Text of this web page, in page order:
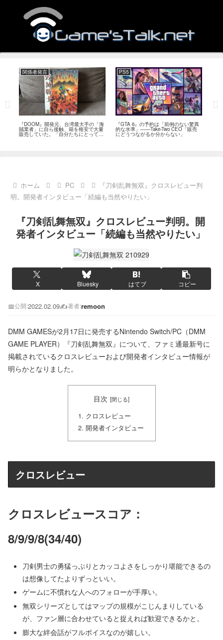
関係者発言
『DOOM』開発元、台湾最大手の「海
賊業者」に自ら接触、箱を格安で大量
販売していた。「自分たちにとっては
流通だった」
PS5
『GTA 6』の予約は「前例のない驚異
的な水準」――Take-Two CEO「販売
にどうつながるか分からない」
ホーム PC
『刀剣乱舞無双』クロスレビュー判
明。開発者インタビュー「続編も当然やりたい」
『刀剣乱舞無双』クロスレビュー判明。開
発者インタビュー「続編も当然やりたい」
X Bluesky はてブ コピー
📅公開:2022.02.09✍️著者:remoon
DMM GAMESが2月17日に発売するNintendo Switch/PC（DMM
GAME PLAYER）『刀剣乱舞無双』について、ファミ通最新号に
掲載されているクロスレビューおよび開発者インタビュー情報が
明らかとなりました。
目次
クロスレビュー
開発者インタビュー
クロスレビュー
クロスレビュースコア：
8/9/9/8(34/40)
刀剣男士の勇猛っぷりとカッコよさをしっかり堪能できるの
は想像してたよりずっといい。
ゲームに不慣れな人へのフォローが手厚い。
無双シリーズとしてはマップの規模がこじんまりしている
が、ファン層に合わせていると捉えれば歓迎できるかと。
膨大な絆会話がフルボイスなのが嬉しい。